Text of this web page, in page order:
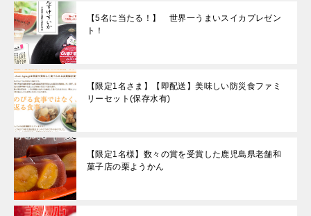
【5名に当たる！】 世界一うまいスイカプレゼン
ト！
【限定1名さま】【即配送】美味しい防災食ファミ
リーセット(保存水有)
【限定1名様】数々の賞を受賞した鹿児島県老舗和
菓子店の栗ようかん